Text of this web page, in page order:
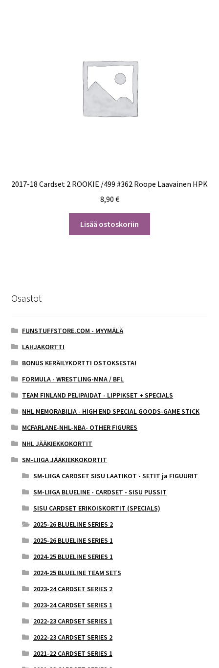
2017-18 Cardset 2 ROOKIE /499 #362 Roope Laavainen HPK
8,90 €
Lisää ostoskoriin
Osastot
FUNSTUFFSTORE.COM - MYYMÄLÄ
LAHJAKORTTI
BONUS KERÄILYKORTTI OSTOKSESTA!
FORMULA - WRESTLING-MMA / BFL
TEAM FINLAND PELIPAIDAT - LIPPIKSET + SPECIALS
NHL MEMORABILIA - HIGH END SPECIAL GOODS-GAME STICK
MCFARLANE-NHL-NBA- OTHER FIGURES
NHL JÄÄKIEKKOKORTIT
SM-LIIGA JÄÄKIEKKOKORTIT
SM-LIIGA CARDSET SISU LAATIKOT - SETIT ja FIGUURIT
SM-LIIGA BLUELINE - CARDSET - SISU PUSSIT
SISU CARDSET ERIKOISKORTIT (SPECIALS)
2025-26 BLUELINE SERIES 2
2025-26 BLUELINE SERIES 1
2024-25 BLUELINE SERIES 1
2024-25 BLUELINE TEAM SETS
2023-24 CARDSET SERIES 2
2023-24 CARDSET SERIES 1
2022-23 CARDSET SERIES 1
2022-23 CARDSET SERIES 2
2021-22 CARDSET SERIES 1